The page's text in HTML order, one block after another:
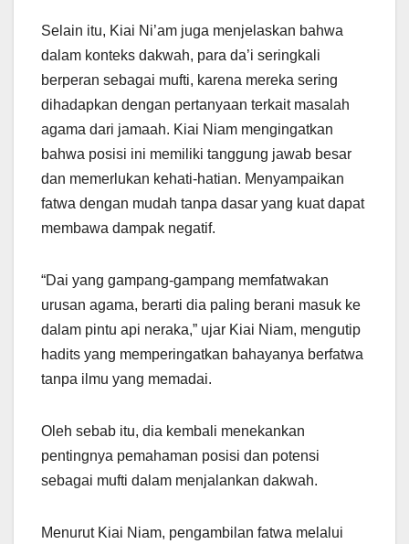
Selain itu, Kiai Ni’am juga menjelaskan bahwa
dalam konteks dakwah, para da’i seringkali
berperan sebagai mufti, karena mereka sering
dihadapkan dengan pertanyaan terkait masalah
agama dari jamaah. Kiai Niam mengingatkan
bahwa posisi ini memiliki tanggung jawab besar
dan memerlukan kehati-hatian. Menyampaikan
fatwa dengan mudah tanpa dasar yang kuat dapat
membawa dampak negatif.
“Dai yang gampang-gampang memfatwakan
urusan agama, berarti dia paling berani masuk ke
dalam pintu api neraka,” ujar Kiai Niam, mengutip
hadits yang memperingatkan bahayanya berfatwa
tanpa ilmu yang memadai.
Oleh sebab itu, dia kembali menekankan
pentingnya pemahaman posisi dan potensi
sebagai mufti dalam menjalankan dakwah.
Menurut Kiai Niam, pengambilan fatwa melalui